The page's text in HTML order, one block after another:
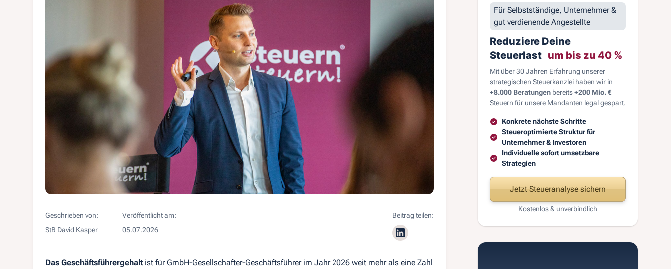
Geschrieben von:
StB David Kasper
Veröffentlicht am:
05.07.2026
Beitrag teilen:
Das Geschäftsführergehalt ist für GmbH-Gesellschafter-Geschäftsführer im Jahr 2026 weit mehr als eine Zahl
Für Selbstständige, Unternehmer &
gut verdienende Angestellte
Reduziere Deine
Steuerlast um bis zu 40 %
Mit über 30 Jahren Erfahrung unserer
strategischen Steuerkanzlei haben wir in
+8.000 Beratungenbereits+200 Mio. €
Steuern für unsere Mandanten legal gespart.
Konkrete nächste Schritte
Steueroptimierte Struktur für
Unternehmer & Investoren
Individuelle sofort umsetzbare
Strategien
Jetzt Steueranalyse sichern
Kostenlos & unverbindlich